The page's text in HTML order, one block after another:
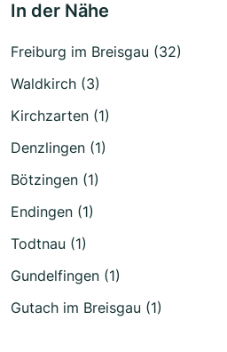
In der Nähe
Freiburg im Breisgau (32)
Waldkirch (3)
Kirchzarten (1)
Denzlingen (1)
Bötzingen (1)
Endingen (1)
Todtnau (1)
Gundelfingen (1)
Gutach im Breisgau (1)